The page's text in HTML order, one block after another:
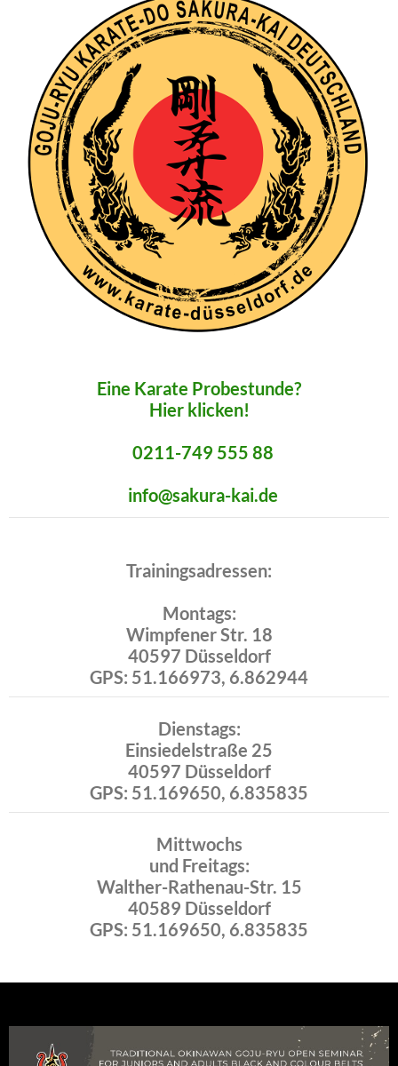
Eine Karate Probestunde?
Hier klicken!
0211-749 555 88
info@sakura-kai.de
Trainingsadressen:
Montags:
Wimpfener Str. 18
40597 Düsseldorf
GPS: 51.166973, 6.862944
Dienstags:
Einsiedelstraße 25
40597 Düsseldorf
GPS: 51.169650, 6.835835
Mittwochs
und Freitags:
Walther-Rathenau-Str. 15
40589 Düsseldorf
GPS: 51.169650, 6.835835